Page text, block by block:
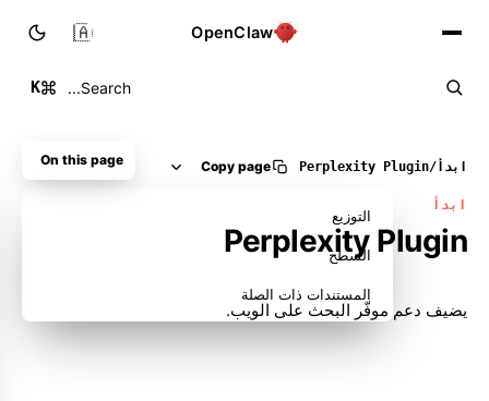
OpenClaw
Search...
K
🇸🇦
ابدأ /
Plugin ‏Perplexity
Copy page
ابدأ
Plugin ‏Perplexity
يضيف دعم موفّر البحث على الويب.
On this page
التوزيع
السطح
المستندات ذات الصلة